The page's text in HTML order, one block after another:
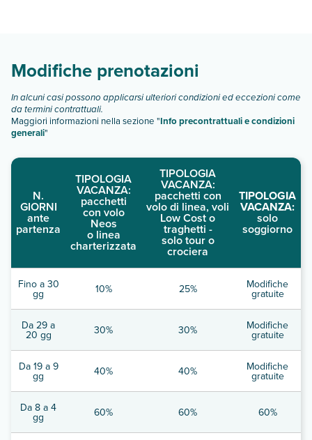
Modifiche prenotazioni
In alcuni casi possono applicarsi ulteriori condizioni ed eccezioni come
da termini contrattuali.
Maggiori informazioni nella sezione "Info precontrattuali e condizioni
generali"
N.
GIORNI
ante
partenza
TIPOLOGIA
VACANZA:
pacchetti
con volo
Neos
o linea
charterizzata
TIPOLOGIA
VACANZA:
pacchetti con
volo di linea, voli
Low Cost o
traghetti -
solo tour o
crociera
TIPOLOGIA
VACANZA:
solo
soggiorno
Fino a 30
gg 10% 25% Modifiche
gratuite
Da 29 a
20 gg 30% 30% Modifiche
gratuite
Da 19 a 9
gg 40% 40% Modifiche
gratuite
Da 8 a 4
gg 60% 60% 60%